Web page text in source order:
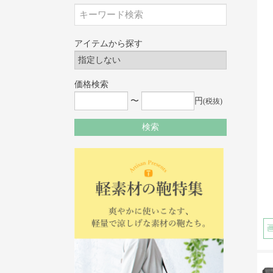
アイテムから探す
価格検索
〜
円(税抜)
検索